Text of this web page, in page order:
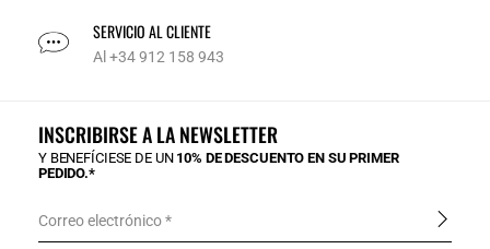
SERVICIO AL CLIENTE
Al +34 912 158 943
INSCRIBIRSE A LA NEWSLETTER
Y BENEFÍCIESE DE UN 10% DE DESCUENTO EN SU PRIMER
PEDIDO.*
Correo electrónico